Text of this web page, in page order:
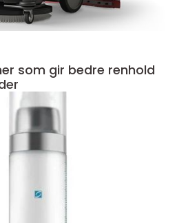
som gir bedre renhold